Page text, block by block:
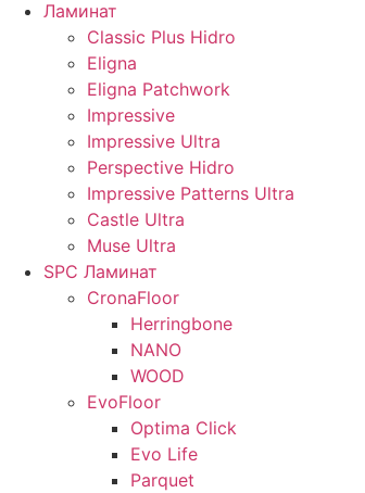
Ламинат
Classic Plus Hidro
Eligna
Eligna Patchwork
Impressive
Impressive Ultra
Perspective Hidro
Impressive Patterns Ultra
Castle Ultra
Muse Ultra
SPC Ламинат
CronaFloor
Herringbone
NANO
WOOD
EvoFloor
Optima Click
Evo Life
Parquet